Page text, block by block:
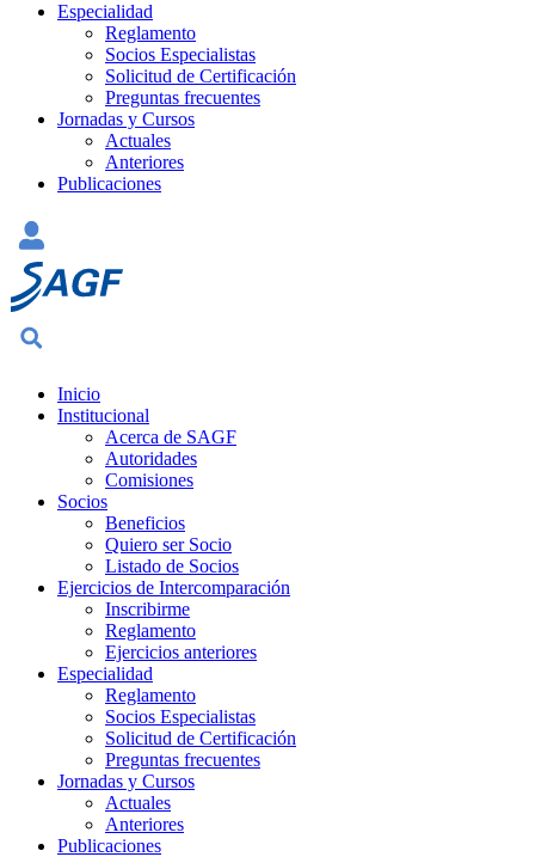
Especialidad
Reglamento
Socios Especialistas
Solicitud de Certificación
Preguntas frecuentes
Jornadas y Cursos
Actuales
Anteriores
Publicaciones
Inicio
Institucional
Acerca de SAGF
Autoridades
Comisiones
Socios
Beneficios
Quiero ser Socio
Listado de Socios
Ejercicios de Intercomparación
Inscribirme
Reglamento
Ejercicios anteriores
Especialidad
Reglamento
Socios Especialistas
Solicitud de Certificación
Preguntas frecuentes
Jornadas y Cursos
Actuales
Anteriores
Publicaciones